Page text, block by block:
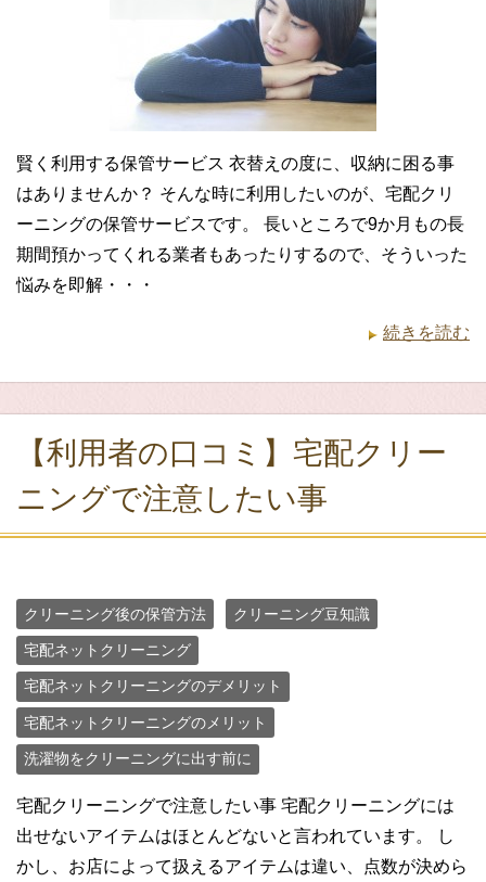
賢く利用する保管サービス 衣替えの度に、収納に困る事
はありませんか？ そんな時に利用したいのが、宅配クリ
ーニングの保管サービスです。 長いところで9か月もの長
期間預かってくれる業者もあったりするので、そういった
悩みを即解・・・
続きを読む
【利用者の口コミ】宅配クリー
ニングで注意したい事
クリーニング後の保管方法 クリーニング豆知識
宅配ネットクリーニング
宅配ネットクリーニングのデメリット
宅配ネットクリーニングのメリット
洗濯物をクリーニングに出す前に
宅配クリーニングで注意したい事 宅配クリーニングには
出せないアイテムはほとんどないと言われています。 し
かし、お店によって扱えるアイテムは違い、点数が決めら